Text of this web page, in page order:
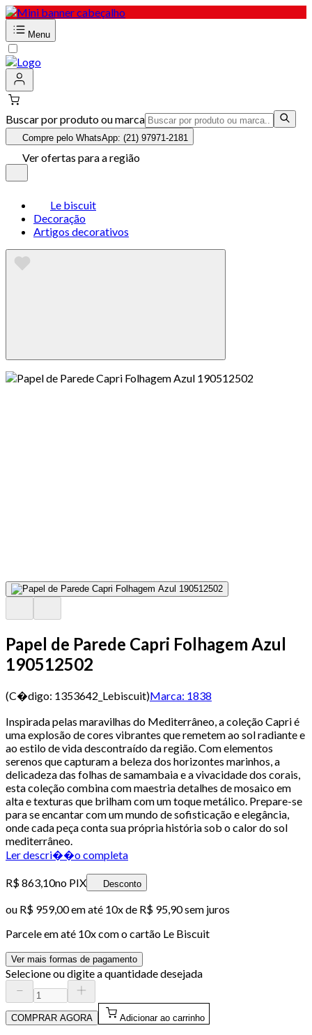
Menu
Buscar por produto ou marca
Compre pelo WhatsApp: (21) 97971-2181
Ver ofertas para a região
Le biscuit
Decoração
Artigos decorativos
Papel de Parede Capri Folhagem Azul
190512502
(C�digo: 1353642_Lebiscuit)Marca: 1838
Inspirada pelas maravilhas do Mediterrâneo, a coleção Capri é
uma explosão de cores vibrantes que remetem ao sol radiante e
ao estilo de vida descontraído da região. Com elementos
serenos que capturam a beleza dos horizontes marinhos, a
delicadeza das folhas de samambaia e a vivacidade dos corais,
esta coleção combina com maestria detalhes de mosaico em
alta e texturas que brilham com um toque metálico. Prepare-se
para se encantar com um mundo de sofisticação e elegância,
onde cada peça conta sua própria história sob o calor do sol
mediterrâneo.
Ler descri��o completa
R$ 863,10no PIX Desconto
ou R$ 959,00em até 10x de R$ 95,90 sem juros
Parcele em até 10x com o cartão Le Biscuit
Ver mais formas de pagamento
Selecione ou digite a quantidade desejada
COMPRAR AGORA Adicionar ao carrinho